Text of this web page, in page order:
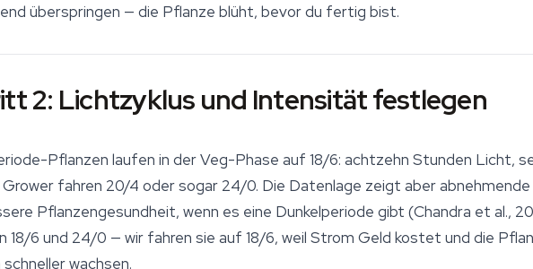
überspringen — die Pflanze blüht, bevor du fertig bist.
2: Lichtzyklus und Intensität festlegen
Pflanzen laufen in der Veg-Phase auf 18/6: achtzehn Stunden Licht,
Grower fahren 20/4 oder sogar 24/0. Die Datenlage zeigt aber
Pflanzengesundheit, wenn es eine Dunkelperiode gibt (Chandra et al.,
18/6 und 24/0 — wir fahren sie auf 18/6, weil Strom Geld kostet und die
wachsen.